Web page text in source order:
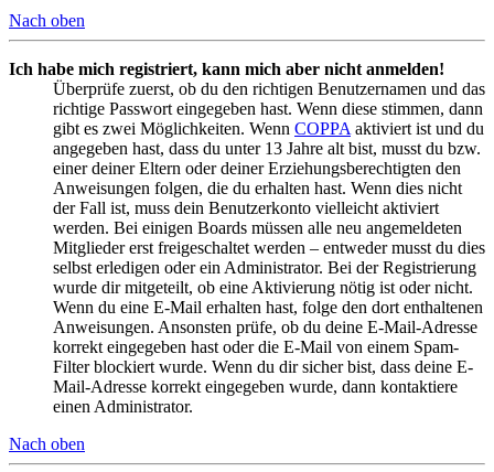
Nach oben
Ich habe mich registriert, kann mich aber nicht anmelden!
Überprüfe zuerst, ob du den richtigen Benutzernamen und das
richtige Passwort eingegeben hast. Wenn diese stimmen, dann
gibt es zwei Möglichkeiten. Wenn COPPA aktiviert ist und du
angegeben hast, dass du unter 13 Jahre alt bist, musst du bzw.
einer deiner Eltern oder deiner Erziehungsberechtigten den
Anweisungen folgen, die du erhalten hast. Wenn dies nicht
der Fall ist, muss dein Benutzerkonto vielleicht aktiviert
werden. Bei einigen Boards müssen alle neu angemeldeten
Mitglieder erst freigeschaltet werden – entweder musst du dies
selbst erledigen oder ein Administrator. Bei der Registrierung
wurde dir mitgeteilt, ob eine Aktivierung nötig ist oder nicht.
Wenn du eine E-Mail erhalten hast, folge den dort enthaltenen
Anweisungen. Ansonsten prüfe, ob du deine E-Mail-Adresse
korrekt eingegeben hast oder die E-Mail von einem Spam-
Filter blockiert wurde. Wenn du dir sicher bist, dass deine E-
Mail-Adresse korrekt eingegeben wurde, dann kontaktiere
einen Administrator.
Nach oben